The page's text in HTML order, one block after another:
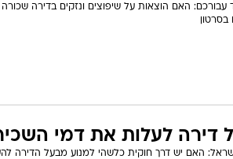
האם הוצאות על שיפוצים ונזקים בדירה שכורה
דירה לעלות את דמי
האם יש דרך חוקית כלשהי למנוע מבעל הדירה